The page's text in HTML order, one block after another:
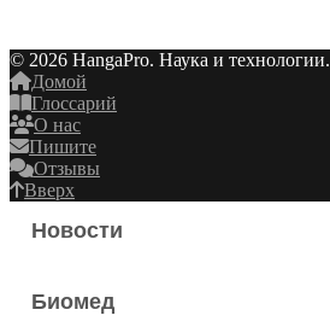
© 2026 HangaPro. Наука и технологии.
Домой
Глоссарий
О нас
Пишите
Отзывы
Вверх
Новости
Биомед